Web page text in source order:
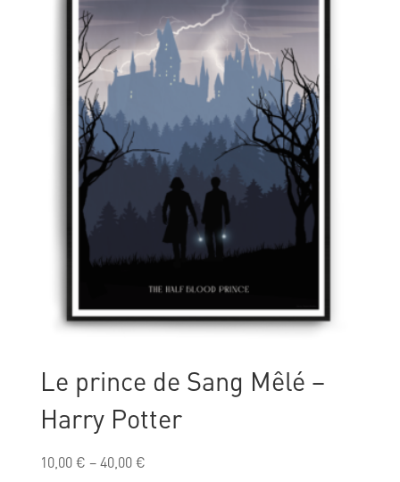
Le prince de Sang Mêlé –
Harry Potter
10,00€ –40,00€